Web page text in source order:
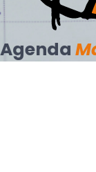
Agenda